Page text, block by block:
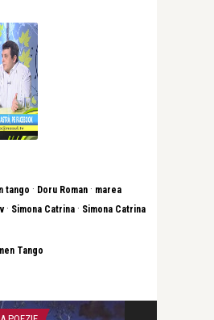
tango · Doru Roman · marea
· Simona Catrina · Simona Catrina
Tango